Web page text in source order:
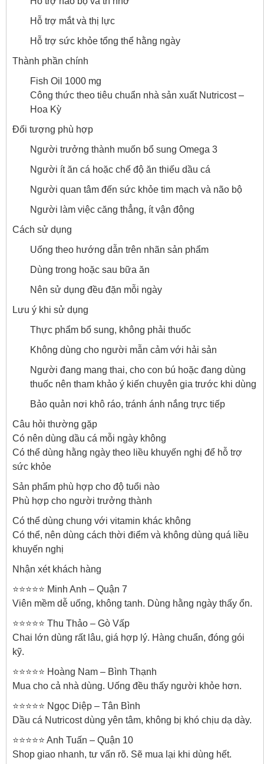
Hỗ trợ mắt và thị lực
Hỗ trợ sức khỏe tổng thể hằng ngày
Thành phần chính
Fish Oil 1000 mg
Công thức theo tiêu chuẩn nhà sản xuất Nutricost –
Hoa Kỳ
Đối tượng phù hợp
Người trưởng thành muốn bổ sung Omega 3
Người ít ăn cá hoặc chế độ ăn thiếu dầu cá
Người quan tâm đến sức khỏe tim mạch và não bộ
Người làm việc căng thẳng, ít vận động
Cách sử dụng
Uống theo hướng dẫn trên nhãn sản phẩm
Dùng trong hoặc sau bữa ăn
Nên sử dụng đều đặn mỗi ngày
Lưu ý khi sử dụng
Thực phẩm bổ sung, không phải thuốc
Không dùng cho người mẫn cảm với hải sản
Người đang mang thai, cho con bú hoặc đang dùng
thuốc nên tham khảo ý kiến chuyên gia trước khi dùng
Bảo quản nơi khô ráo, tránh ánh nắng trực tiếp
Câu hỏi thường gặp
Có nên dùng dầu cá mỗi ngày không
Có thể dùng hằng ngày theo liều khuyến nghị để hỗ trợ
sức khỏe
Sản phẩm phù hợp cho độ tuổi nào
Phù hợp cho người trưởng thành
Có thể dùng chung với vitamin khác không
Có thể, nên dùng cách thời điểm và không dùng quá liều
khuyến nghị
Nhận xét khách hàng
⭐⭐⭐⭐⭐ Minh Anh – Quận 7
Viên mềm dễ uống, không tanh. Dùng hằng ngày thấy ổn.
⭐⭐⭐⭐⭐ Thu Thảo – Gò Vấp
Chai lớn dùng rất lâu, giá hợp lý. Hàng chuẩn, đóng gói
kỹ.
⭐⭐⭐⭐⭐ Hoàng Nam – Bình Thạnh
Mua cho cả nhà dùng. Uống đều thấy người khỏe hơn.
⭐⭐⭐⭐⭐ Ngọc Diệp – Tân Bình
Dầu cá Nutricost dùng yên tâm, không bị khó chịu dạ dày.
⭐⭐⭐⭐⭐ Anh Tuấn – Quận 10
Shop giao nhanh, tư vấn rõ. Sẽ mua lại khi dùng hết.